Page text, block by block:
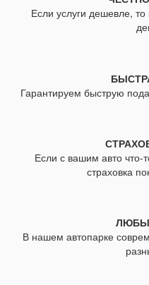
Если услуги дешевле,
Гарантируем быструю
Если с вашим авто что-
страховка
В нашем автопарке